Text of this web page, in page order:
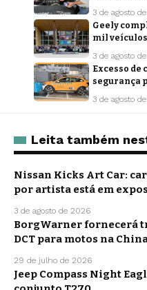
3 de agosto
Geely
mil
3 de agosto
Excesso de
segurança
3 de agosto
Leita também
Nissan Kicks Art Car:
por artista está em
3 de agosto de 2026
BorgWarner fornecerá
DCT para motos na
29 de julho de 2026
Jeep Compass Night